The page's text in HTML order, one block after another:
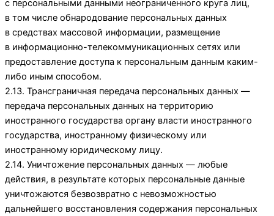
с персональными данными неограниченного круга лиц,
в том числе обнародование персональных данных
в средствах массовой информации, размещение
в информационно-телекоммуникационных сетях или
предоставление доступа к персональным данным каким-
либо иным способом.
2.13. Трансграничная передача персональных данных —
передача персональных данных на территорию
иностранного государства органу власти иностранного
государства, иностранному физическому или
иностранному юридическому лицу.
2.14. Уничтожение персональных данных — любые
действия, в результате которых персональные данные
уничтожаются безвозвратно с невозможностью
дальнейшего восстановления содержания персональных